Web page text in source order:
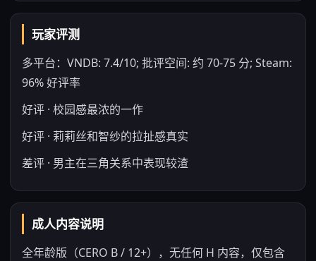
玩家评测
多平台：VNDB: 7.4/10; 批评空间: 约 70-75 分; Steam:
96% 好评率
好评 · 校园感最浓的一作
好评 · 莉莉丝和智纱的拉扯感真实
差评 · 男主在三角关系中表现较渣
成人内容说明
全年龄版（CERO B / 12+），无任何 H 内容，仅包含